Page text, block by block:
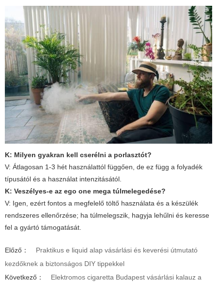
K: Milyen gyakran kell cserélni a porlasztót?
V: Átlagosan 1-3 hét használattól függően, de ez függ a folyadék
típusától és a használat intenzitásától.
K: Veszélyes-e az ego one mega túlmelegedése?
V: Igen, ezért fontos a megfelelő töltő használata és a készülék
rendszeres ellenőrzése; ha túlmelegszik, hagyja lehűlni és keresse
fel a gyártó támogatását.
Előző：
Praktikus e liquid alap vásárlási és keverési útmutató
kezdőknek a biztonságos DIY tippekkel
Következő：
Elektromos cigaretta Budapest vásárlási kalauz a